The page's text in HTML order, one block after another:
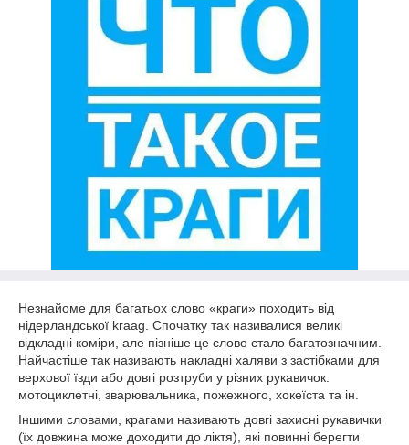
Незнайоме для багатьох слово «краги» походить від
нідерландської kraag. Спочатку так називалися великі
відкладні коміри, але пізніше це слово стало багатозначним.
Найчастіше так називають накладні халяви з застібками для
верхової їзди або довгі розтруби у різних рукавичок:
мотоциклетні, зварювальника, пожежного, хокеїста та ін.
Іншими словами, крагами називають довгі захисні рукавички
(їх довжина може доходити до ліктя), які повинні берегти